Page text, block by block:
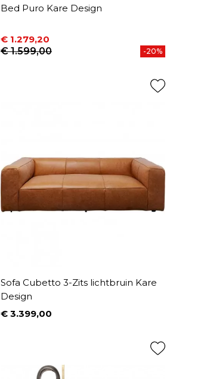
Bed Puro Kare Design
Prijs
€ 1.279,20
Normale prijs
€ 1.599,00 -20%
Sofa Cubetto 3-Zits lichtbruin Kare
Design
Prijs
€ 3.399,00